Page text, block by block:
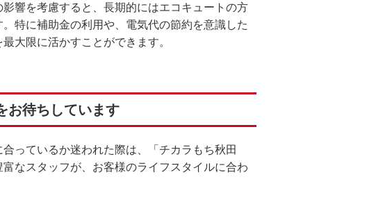
響を考慮すると、長期的にはエコキュートの方
特に補助金の利用や、電気代の節約を意識した
大限に活かすことができます。
お待ちしています
っているか迷われた際は、「チカラもち秋田
なスタッフが、お客様のライフスタイルに合わ